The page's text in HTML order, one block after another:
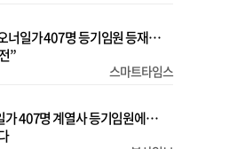
너일가 407명 등기임원 등재…
”
스마트타임스
가 407명 계열사 등기임원에…